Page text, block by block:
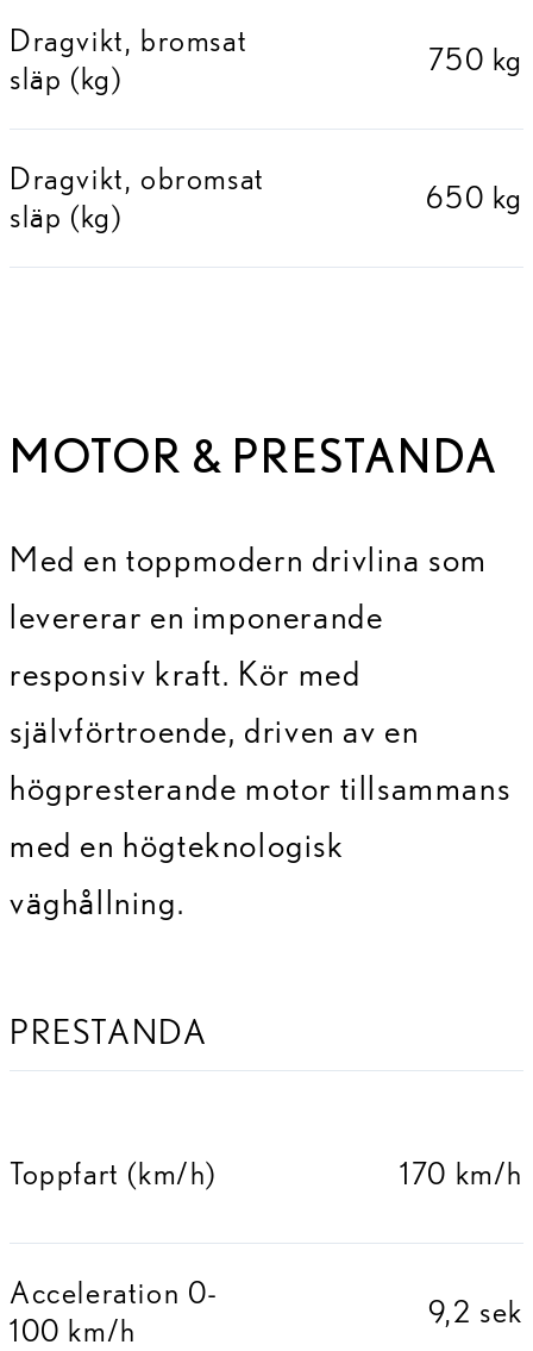
Dragvikt, bromsat
släp (kg)
750 kg
Dragvikt, obromsat
släp (kg)
650 kg
MOTOR & PRESTANDA
Med en toppmodern drivlina som
levererar en imponerande
responsiv kraft. Kör med
självförtroende, driven av en
högpresterande motor tillsammans
med en högteknologisk
väghållning.
PRESTANDA
Toppfart (km/h) 170 km/h
Acceleration 0-
100 km/h
9,2 sek